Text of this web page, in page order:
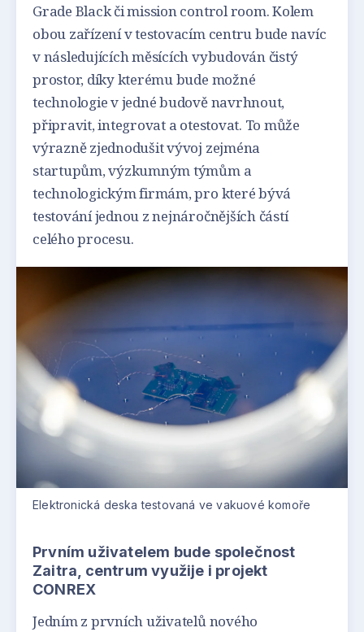
Grade Black či mission control room. Kolem
obou zařízení v testovacím centru bude navíc
v následujících měsících vybudován čistý
prostor, díky kterému bude možné
technologie v jedné budově navrhnout,
připravit, integrovat a otestovat. To může
výrazně zjednodušit vývoj zejména
startupům, výzkumným týmům a
technologickým firmám, pro které bývá
testování jednou z nejnáročnějších částí
celého procesu.
Elektronická deska testovaná ve vakuové komoře
Prvním uživatelem bude společnost
Zaitra, centrum využije i projekt
CONREX
Jedním z prvních uživatelů nového